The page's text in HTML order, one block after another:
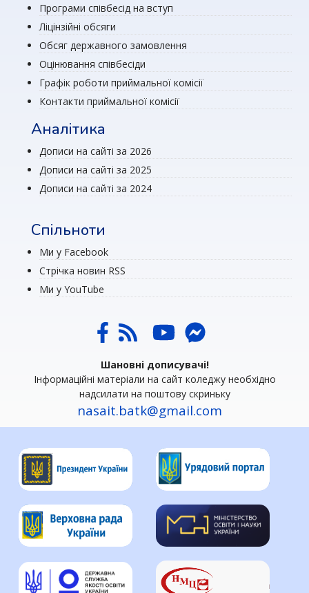
Програми співбесід на вступ
Ліцінзійні обсяги
Обсяг державного замовлення
Оцінювання співбесіди
Графік роботи приймальної комісії
Контакти приймальної комісії
Аналітика
Дописи на сайті за 2026
Дописи на сайті за 2025
Дописи на сайті за 2024
Спільноти
Ми у Facebook
Стрічка новин RSS
Ми у YouTube
Шановні дописувачі!
Інформаційні матеріали на сайт коледжу необхідно
надсилати на поштову скриньку
nasait.batk@gmail.com